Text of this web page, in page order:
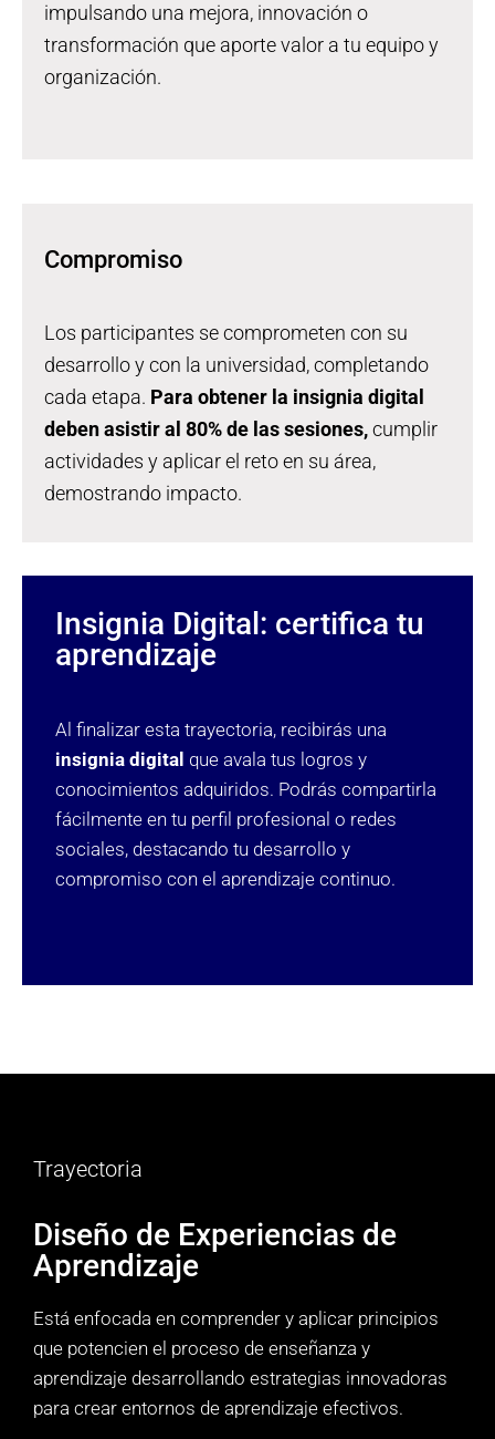
impulsando una mejora, innovación o
transformación que aporte valor a tu equipo y
organización.
Compromiso
Los participantes se comprometen con su
desarrollo y con la universidad, completando
cada etapa. Para obtener la insignia digital
deben asistir al 80% de las sesiones,cumplir
actividades y aplicar el reto en su área,
demostrando impacto.
Insignia Digital: certifica tu
aprendizaje
Al finalizar esta trayectoria, recibirás una
insignia digital que avala tus logros y
conocimientos adquiridos. Podrás compartirla
fácilmente en tu perfil profesional o redes
sociales, destacando tu desarrollo y
compromiso con el aprendizaje continuo.
Trayectoria
Diseño de Experiencias de
Aprendizaje​
Está enfocada en comprender y aplicar principios
que potencien el proceso de enseñanza y
aprendizaje desarrollando estrategias innovadoras
para crear entornos de aprendizaje efectivos.